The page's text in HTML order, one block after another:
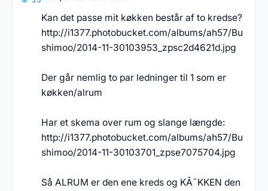
Kan det passe mit køkken består af to kredse?
http://i1377.photobucket.com/albums/ah57/Bu
shimoo/2014-11-30103953_zpsc2d4621d.jpg
Der går nemlig to par ledninger til 1 som er
køkken/alrum
Har et skema over rum og slange længde:
http://i1377.photobucket.com/albums/ah57/Bu
shimoo/2014-11-30103701_zpse7075704.jpg
Så ALRUM er den ene kreds og KÃ˜KKEN den